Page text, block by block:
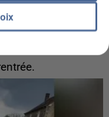
visés par des
un "travail